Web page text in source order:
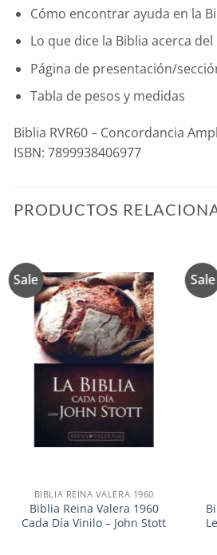
Cómo encontrar ayuda en la
Lo que dice la Biblia acerca
Página de presentación/
Tabla de pesos y medidas
Biblia RVR60 – Concordancia
ISBN: 7899938406977
PRODUCTOS
Sale
Añadir
a la
lista de
deseos
BIBLIA REINA VALERA 1960
Biblia Reina Valera 1960
Cada Día Vinilo – John Stott
Sale